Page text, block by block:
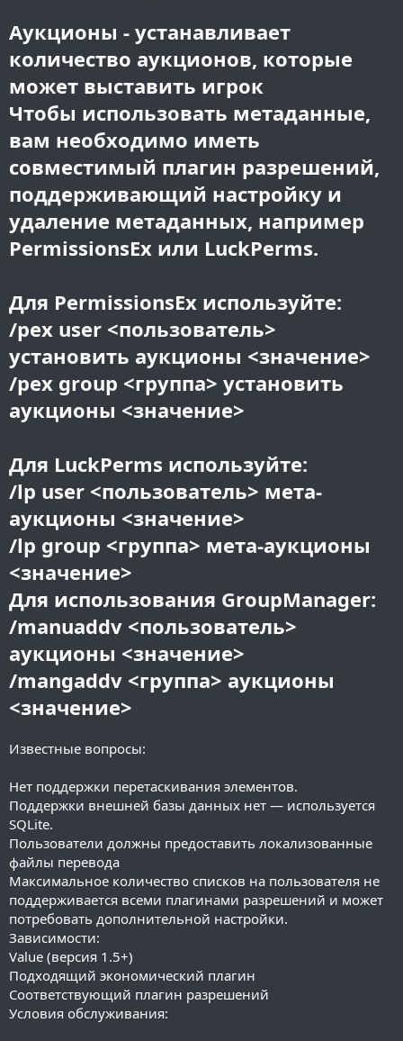
Аукционы - устанавливает
количество аукционов, которые
может выставить игрок
Чтобы использовать метаданные,
вам необходимо иметь
совместимый плагин разрешений,
поддерживающий настройку и
удаление метаданных, например
PermissionsEx или LuckPerms.
Для PermissionsEx используйте:
/pex user <пользователь>
установить аукционы <значение>
/pex group <группа> установить
аукционы <значение>
Для LuckPerms используйте:
/lp user <пользователь> мета-
аукционы <значение>
/lp group <группа> мета-аукционы
<значение>
Для использования GroupManager:
/manuaddv <пользователь>
аукционы <значение>
/mangaddv <группа> аукционы
<значение>
Известные вопросы:
Нет поддержки перетаскивания элементов.
Поддержки внешней базы данных нет — используется
SQLite.
Пользователи должны предоставить локализованные
файлы перевода
Максимальное количество списков на пользователя не
поддерживается всеми плагинами разрешений и может
потребовать дополнительной настройки.
Зависимости:
Value (версия 1.5+)
Подходящий экономический плагин
Соответствующий плагин разрешений
Условия обслуживания: